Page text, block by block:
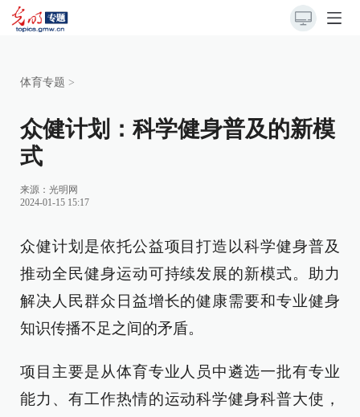
体育专题 >
众健计划：科学健身普及的新模
式
来源： 光明网
2024-01-15 15:17
众健计划是依托公益项目打造以科学健身普及
推动全民健身运动可持续发展的新模式。助力
解决人民群众日益增长的健康需要和专业健身
知识传播不足之间的矛盾。
项目主要是从体育专业人员中遴选一批有专业
能力、有工作热情的运动科学健身科普大使，